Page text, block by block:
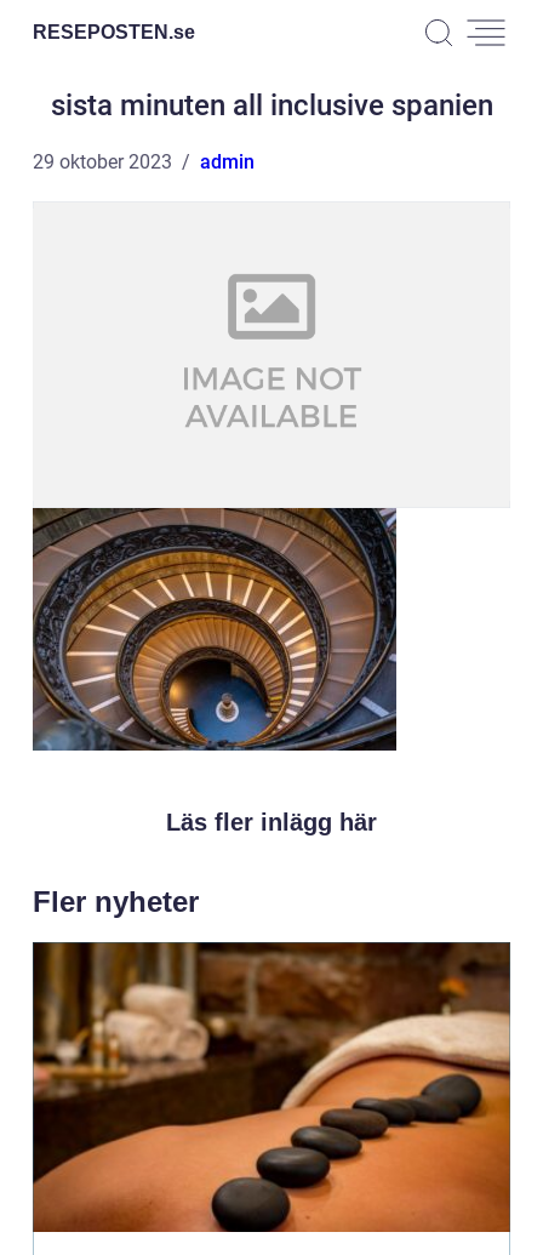
RESEPOSTEN.se
sista minuten all inclusive spanien
29 oktober 2023 admin
Läs fler inlägg här
Fler nyheter